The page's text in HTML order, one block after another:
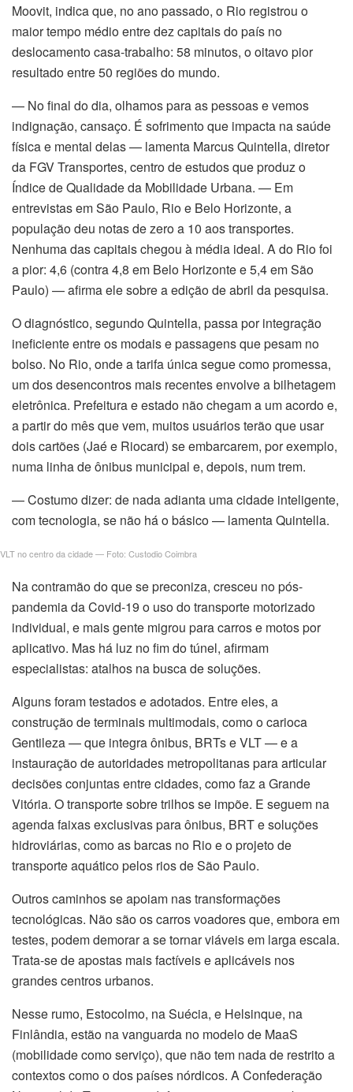
Moovit, indica que, no ano passado, o Rio registrou o
maior tempo médio entre dez capitais do país no
deslocamento casa-trabalho: 58 minutos, o oitavo pior
resultado entre 50 regiões do mundo.
— No final do dia, olhamos para as pessoas e vemos
indignação, cansaço. É sofrimento que impacta na saúde
física e mental delas — lamenta Marcus Quintella, diretor
da FGV Transportes, centro de estudos que produz o
Índice de Qualidade da Mobilidade Urbana. — Em
entrevistas em São Paulo, Rio e Belo Horizonte, a
população deu notas de zero a 10 aos transportes.
Nenhuma das capitais chegou à média ideal. A do Rio foi
a pior: 4,6 (contra 4,8 em Belo Horizonte e 5,4 em São
Paulo) — afirma ele sobre a edição de abril da pesquisa.
O diagnóstico, segundo Quintella, passa por integração
ineficiente entre os modais e passagens que pesam no
bolso. No Rio, onde a tarifa única segue como promessa,
um dos desencontros mais recentes envolve a bilhetagem
eletrônica. Prefeitura e estado não chegam a um acordo e,
a partir do mês que vem, muitos usuários terão que usar
dois cartões (Jaé e Riocard) se embarcarem, por exemplo,
numa linha de ônibus municipal e, depois, num trem.
— Costumo dizer: de nada adianta uma cidade inteligente,
com tecnologia, se não há o básico — lamenta Quintella.
VLT no centro da cidade — Foto: Custodio Coimbra
Na contramão do que se preconiza, cresceu no pós-
pandemia da Covid-19 o uso do transporte motorizado
individual, e mais gente migrou para carros e motos por
aplicativo. Mas há luz no fim do túnel, afirmam
especialistas: atalhos na busca de soluções.
Alguns foram testados e adotados. Entre eles, a
construção de terminais multimodais, como o carioca
Gentileza — que integra ônibus, BRTs e VLT — e a
instauração de autoridades metropolitanas para articular
decisões conjuntas entre cidades, como faz a Grande
Vitória. O transporte sobre trilhos se impõe. E seguem na
agenda faixas exclusivas para ônibus, BRT e soluções
hidroviárias, como as barcas no Rio e o projeto de
transporte aquático pelos rios de São Paulo.
Outros caminhos se apoiam nas transformações
tecnológicas. Não são os carros voadores que, embora em
testes, podem demorar a se tornar viáveis em larga escala.
Trata-se de apostas mais factíveis e aplicáveis nos
grandes centros urbanos.
Nesse rumo, Estocolmo, na Suécia, e Helsinque, na
Finlândia, estão na vanguarda no modelo de MaaS
(mobilidade como serviço), que não tem nada de restrito a
contextos como o dos países nórdicos. A Confederação